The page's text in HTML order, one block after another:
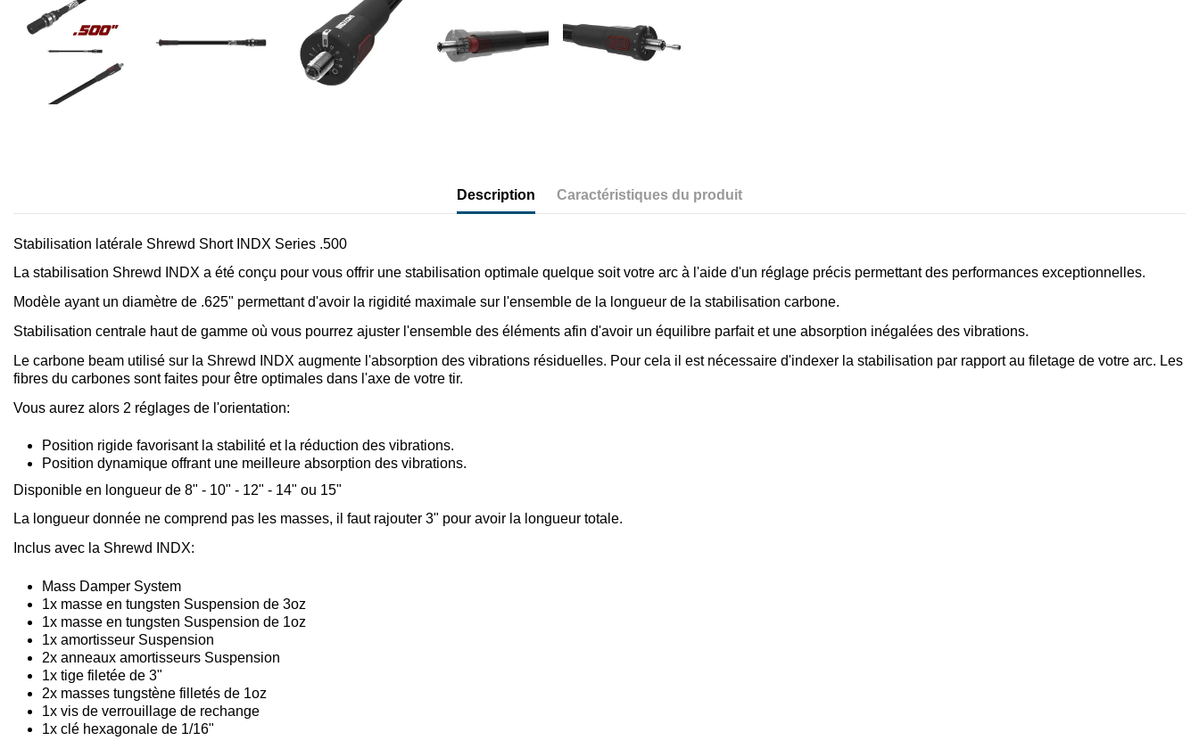
Description Caractéristiques du produit
Stabilisation latérale Shrewd Short INDX Series .500
La stabilisation Shrewd INDX a été conçu pour vous offrir une stabilisation optimale quelque soit votre arc à l'aide d'un réglage précis permettant des performances exceptionnelles.
Modèle ayant un diamètre de .625" permettant d'avoir la rigidité maximale sur l'ensemble de la longueur de la stabilisation carbone.
Stabilisation centrale haut de gamme où vous pourrez ajuster l'ensemble des éléments afin d'avoir un équilibre parfait et une absorption inégalées des vibrations.
Le carbone beam utilisé sur la Shrewd INDX augmente l'absorption des vibrations résiduelles. Pour cela il est nécessaire d'indexer la stabilisation par rapport au filetage de votre arc. Les
fibres du carbones sont faites pour être optimales dans l'axe de votre tir.
Vous aurez alors 2 réglages de l'orientation:
Position rigide favorisant la stabilité et la réduction des vibrations.
Position dynamique offrant une meilleure absorption des vibrations.
Disponible en longueur de 8" - 10" - 12" - 14" ou 15"
La longueur donnée ne comprend pas les masses, il faut rajouter 3" pour avoir la longueur totale.
Inclus avec la Shrewd INDX:
Mass Damper System
1x masse en tungsten Suspension de 3oz
1x masse en tungsten Suspension de 1oz
1x amortisseur Suspension
2x anneaux amortisseurs Suspension
1x tige filetée de 3"
2x masses tungstène filletés de 1oz
1x vis de verrouillage de rechange
1x clé hexagonale de 1/16"